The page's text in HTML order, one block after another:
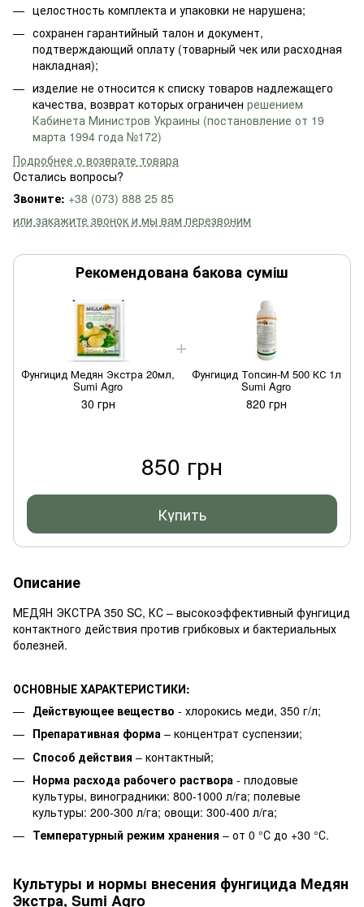
целостность комплекта и упаковки не нарушена;
сохранен гарантийный талон и документ,
подтверждающий оплату (товарный чек или расходная
накладная);
изделие не относится к списку товаров надлежащего
качества, возврат которых ограничен решением
Кабинета Министров Украины (постановление от 19
марта 1994 года №172)
Подробнее о возврате товара
Остались вопросы?
Звоните: +38 (073) 888 25 85
или закажите звонок и мы вам перезвоним
Рекомендована бакова суміш
Фунгицид Медян Экстра 20мл,
Sumi Agro
30 грн
Фунгицид Топсин-М 500 КС 1л
Sumi Agro
820 грн
850 грн
Купить
Описание
МЕДЯН ЭКСТРА 350 SC, КС – высокоэффективный фунгицид
контактного действия против грибковых и бактериальных
болезней.
ОСНОВНЫЕ ХАРАКТЕРИСТИКИ:
Действующее вещество - хлорокись меди, 350 г/л;
Препаративная форма – концентрат суспензии;
Способ действия – контактный;
Норма расхода рабочего раствора - плодовые
культуры, виноградники: 800-1000 л/га; полевые
культуры: 200-300 л/га; овощи: 300-400 л/га;
Температурный режим хранения – от 0 °С до +30 °С.
Культуры и нормы внесения фунгицида Медян
Экстра, Sumi Agro